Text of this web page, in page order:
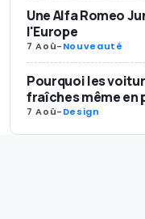
Une Alfa Romeo
l'Europe
7 Aoû-Nouveauté
Pourquoi les
fraîches même en
7 Aoû-Design